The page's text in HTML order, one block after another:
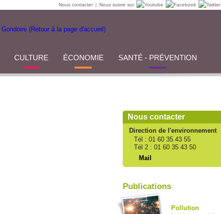
Nous contacter | Nous suivre sur
CULTURE ÉCONOMIE SANTÉ - PRÉVENTION
Nous contacter
Direction de l'environnement
Tél : 01 60 35 43 55
Tél 2 : 01 60 35 43 50
Mail
Publications
Pollution